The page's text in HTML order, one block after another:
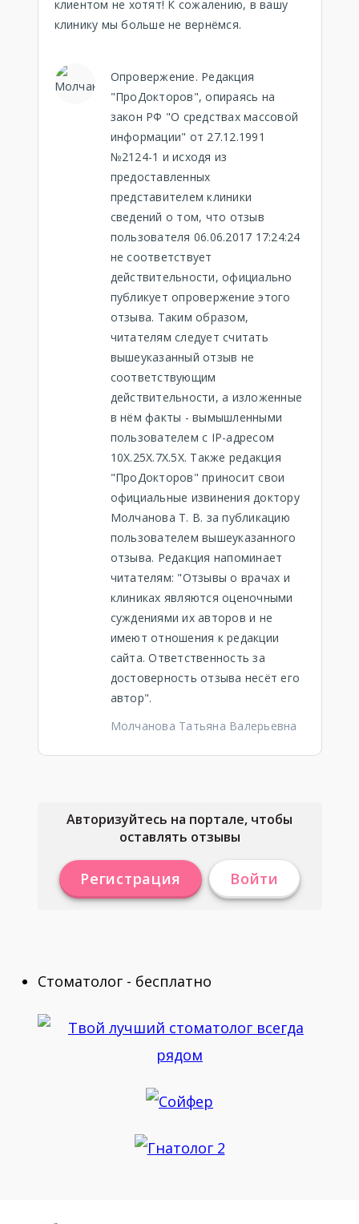
клиентом не хотят! К сожалению, в вашу
клинику мы больше не вернёмся.
Опровержение. Редакция
"ПроДокторов", опираясь на
закон РФ "О средствах массовой
информации" от 27.12.1991
№2124-1 и исходя из
предоставленных
представителем клиники
сведений о том, что отзыв
пользователя 06.06.2017 17:24:24
не соответствует
действительности, официально
публикует опровержение этого
отзыва. Таким образом,
читателям следует считать
вышеуказанный отзыв не
соответствующим
действительности, а изложенные
в нём факты - вымышленными
пользователем с IP-адресом
10X.25X.7X.5X. Также редакция
"ПроДокторов" приносит свои
официальные извинения доктору
Молчанова Т. В. за публикацию
пользователем вышеуказанного
отзыва. Редакция напоминает
читателям: "Отзывы о врачах и
клиниках являются оценочными
суждениями их авторов и не
имеют отношения к редакции
сайта. Ответственность за
достоверность отзыва несёт его
автор".
Молчанова Татьяна Валерьевна
Авторизуйтесь на портале, чтобы
оставлять отзывы
Регистрация Войти
Стоматолог - бесплатно